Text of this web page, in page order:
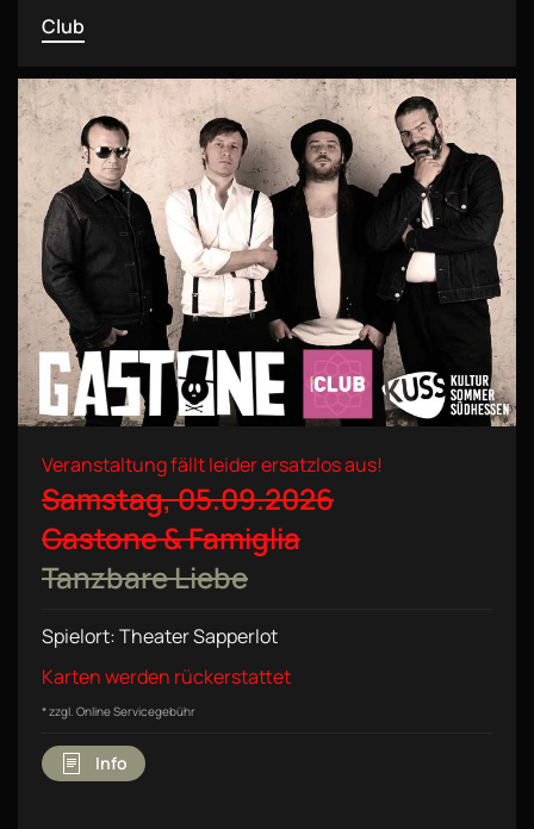
Club
Veranstaltung fällt leider ersatzlos aus!
Samstag, 05.09.2026
Gastone & Famiglia
Tanzbare Liebe
Spielort: Theater Sapperlot
Karten werden rückerstattet
* zzgl. Online Servicegebühr
Info